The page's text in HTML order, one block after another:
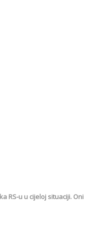
RS-u u cijeloj situaciji. Oni